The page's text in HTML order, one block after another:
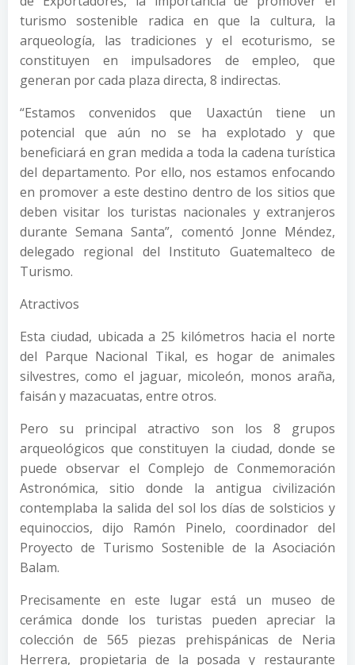
turismo sostenible radica en que la cultura, la
arqueología, las tradiciones y el ecoturismo, se
constituyen en impulsadores de empleo, que
generan por cada plaza directa, 8 indirectas.
“Estamos convenidos que Uaxactún tiene un
potencial que aún no se ha explotado y que
beneficiará en gran medida a toda la cadena turística
del departamento. Por ello, nos estamos enfocando
en promover a este destino dentro de los sitios que
deben visitar los turistas nacionales y extranjeros
durante Semana Santa”, comentó Jonne Méndez,
delegado regional del Instituto Guatemalteco de
Turismo.
Atractivos
Esta ciudad, ubicada a 25 kilómetros hacia el norte
del Parque Nacional Tikal, es hogar de animales
silvestres, como el jaguar, micoleón, monos araña,
faisán y mazacuatas, entre otros.
Pero su principal atractivo son los 8 grupos
arqueológicos que constituyen la ciudad, donde se
puede observar el Complejo de Conmemoración
Astronómica, sitio donde la antigua civilización
contemplaba la salida del sol los días de solsticios y
equinoccios, dijo Ramón Pinelo, coordinador del
Proyecto de Turismo Sostenible de la Asociación
Balam.
Precisamente en este lugar está un museo de
cerámica donde los turistas pueden apreciar la
colección de 565 piezas prehispánicas de Neria
Herrera, propietaria de la posada y restaurante